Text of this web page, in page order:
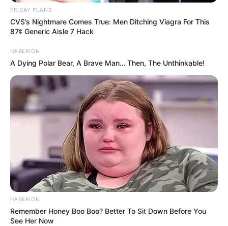
FRIDAY PLANS
CVS’s Nightmare Comes True: Men Ditching Viagra For This
87¢ Generic Aisle 7 Hack
HABERION
A Dying Polar Bear, A Brave Man… Then, The Unthinkable!
HABERION
Remember Honey Boo Boo? Better To Sit Down Before You
See Her Now